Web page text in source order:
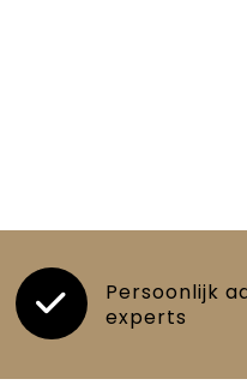
Persoonlijk
experts